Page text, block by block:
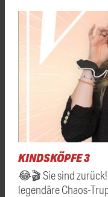
KINDSKÖPFE 3
😂🎬 Sie sind
legendäre Chaos-